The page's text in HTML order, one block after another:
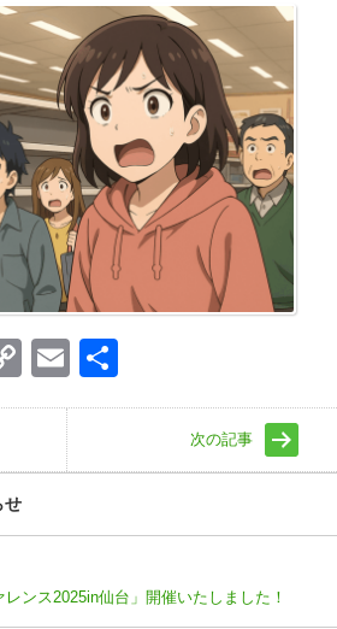
Copy Emai
次の記事
せ
レンス2025in仙台」開催いたしました！